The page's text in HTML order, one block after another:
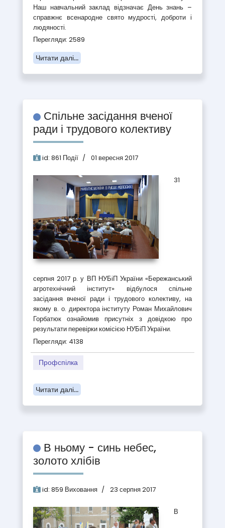
Наш навчальний заклад відзначає День знань –
справжнє всенародне свято мудрості, доброти і
людяності.
Перегляди: 2589
Читати далі...
Спільне засідання вченої
ради і трудового колективу
id: 861 Події 01 вересня 2017
31
серпня 2017 р. у ВП НУБіП України «Бережанський
агротехнічний інститут» відбулося спільне
засідання вченої ради і трудового колективу, на
якому в. о. директора інституту Роман Михайлович
Горбатюк ознайомив присутніх з довідкою про
результати перевірки комісією НУБіП України.
Перегляди: 4138
Профспілка
Читати далі...
В ньому - синь небес,
золото хлібів
id: 859 Виховання 23 серпня 2017
В